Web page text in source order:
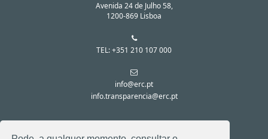
Avenida 24 de Julho 58,
1200-869 Lisboa
TEL: +351 210 107 000
info@erc.pt
info.transparencia@erc.pt